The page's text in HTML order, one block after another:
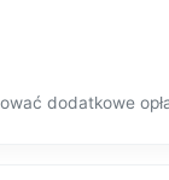
dodatkowe